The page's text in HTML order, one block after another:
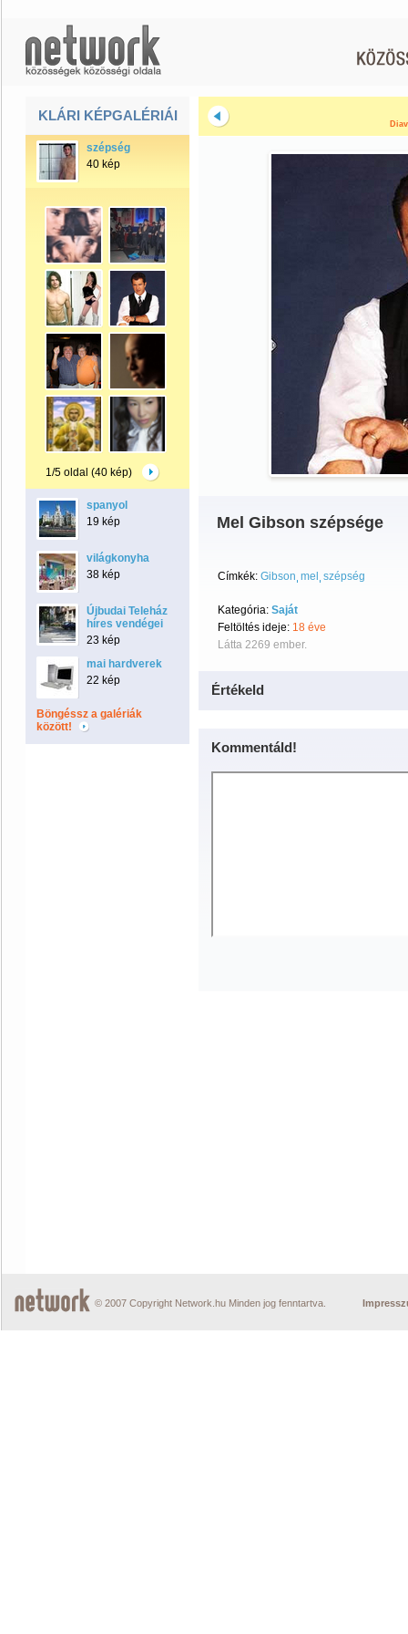
KLÁRI KÉPGALÉRIÁI
szépség
40 kép
1/5 oldal (40 kép)
spanyol
19 kép
világkonyha
38 kép
Újbudai Teleház
híres vendégei
23 kép
mai hardverek
22 kép
Böngéssz a galériák
között!
Mel Gibson szépsége
Címkék: Gibson mel szépség
Kategória: Saját
Feltöltés ideje: 18 éve
Látta 2269 ember.
Értékeld
Kommentáld!
© 2007 Copyright Network.hu Minden jog fenntartva.